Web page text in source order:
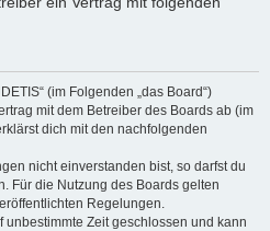
(im Folgenden „das Board“)
mit dem Betreiber des Boards ab (im
dich mit den nachfolgenden
nicht einverstanden bist, so darfst du
Für die Nutzung des Boards gelten
Regelungen.
unbestimmte Zeit geschlossen und kann